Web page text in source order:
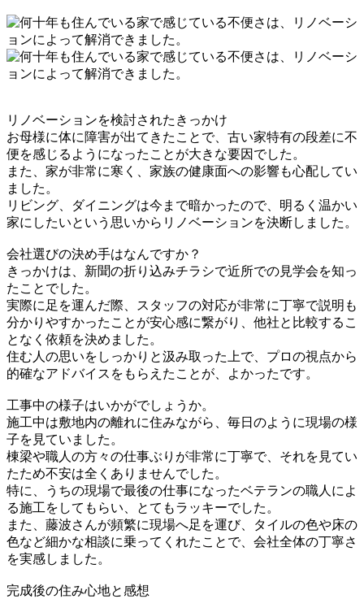
リノベーションを検討されたきっかけ
お母様に体に障害が出てきたことで、古い家特有の段差に不
便を感じるようになったことが大きな要因でした。
また、家が非常に寒く、家族の健康面への影響も心配してい
ました。
リビング、ダイニングは今まで暗かったので、明るく温かい
家にしたいという思いからリノベーションを決断しました。
会社選びの決め手はなんですか？
きっかけは、新聞の折り込みチラシで近所での見学会を知っ
たことでした。
実際に足を運んだ際、スタッフの対応が非常に丁寧で説明も
分かりやすかったことが安心感に繋がり、他社と比較するこ
となく依頼を決めました。
住む人の思いをしっかりと汲み取った上で、プロの視点から
的確なアドバイスをもらえたことが、よかったです。
工事中の様子はいかがでしょうか。
施工中は敷地内の離れに住みながら、毎日のように現場の様
子を見ていました。
棟梁や職人の方々の仕事ぶりが非常に丁寧で、それを見てい
たため不安は全くありませんでした。
特に、うちの現場で最後の仕事になったベテランの職人によ
る施工をしてもらい、とてもラッキーでした。
また、藤波さんが頻繁に現場へ足を運び、タイルの色や床の
色など細かな相談に乗ってくれたことで、会社全体の丁寧さ
を実感しました。
完成後の住み心地と感想